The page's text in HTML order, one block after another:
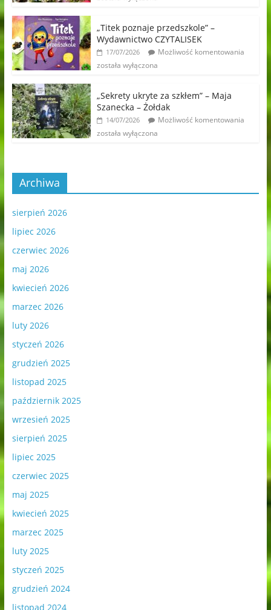
„Titek poznaje przedszkole” –
Wydawnictwo CZYTALISEK
17/07/2026
Możliwość komentowania
została wyłączona
„Sekrety ukryte za szkłem” – Maja
Szanecka – Żołdak
14/07/2026
Możliwość komentowania
została wyłączona
Archiwa
sierpień 2026
lipiec 2026
czerwiec 2026
maj 2026
kwiecień 2026
marzec 2026
luty 2026
styczeń 2026
grudzień 2025
listopad 2025
październik 2025
wrzesień 2025
sierpień 2025
lipiec 2025
czerwiec 2025
maj 2025
kwiecień 2025
marzec 2025
luty 2025
styczeń 2025
grudzień 2024
listopad 2024